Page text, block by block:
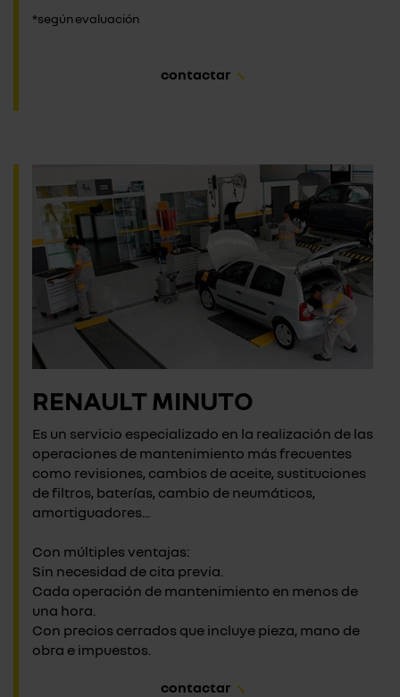
*según evaluación
contactar
RENAULT MINUTO
Es un servicio especializado en la realización de las
operaciones de mantenimiento más frecuentes
como revisiones, cambios de aceite, sustituciones
de filtros, baterías, cambio de neumáticos,
amortiguadores...
Con múltiples ventajas:
Sin necesidad de cita previa.
Cada operación de mantenimiento en menos de
una hora.
Con precios cerrados que incluye pieza, mano de
obra e impuestos.
contactar